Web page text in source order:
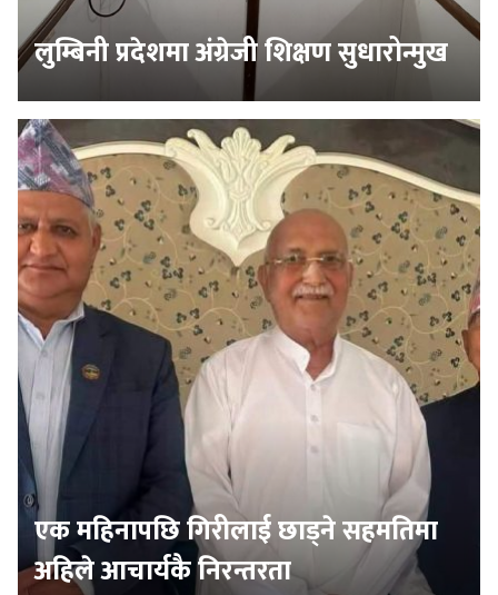
लुम्बिनी प्रदेशमा अंग्रेजी शिक्षण सुधारोन्मुख
एक महिनापछि गिरीलाई छाड्ने सहमतिमा
अहिले आचार्यकै निरन्तरता